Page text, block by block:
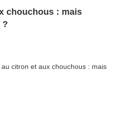
chouchous : mais
?